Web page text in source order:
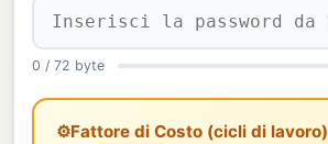
0 / 72 byte
⚙Fattore di Costo (cicli di lavoro)